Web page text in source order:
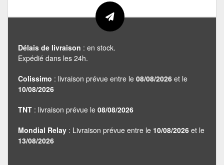
Délais de livraison : en stock.
Expédié dans les 24h.
Colissimo : livraison prévue entre le 08/08/2026 et le
10/08/2026
TNT : livraison prévue le 08/08/2026
Mondial Relay : Livraison prévue entre le 10/08/2026 et le
13/08/2026